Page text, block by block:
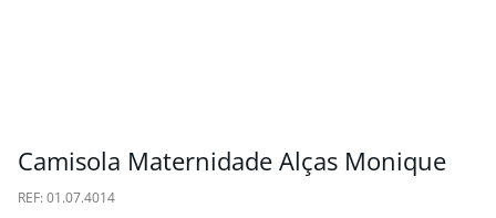
Camisola Maternidade Alças Monique
: 01.07.4014